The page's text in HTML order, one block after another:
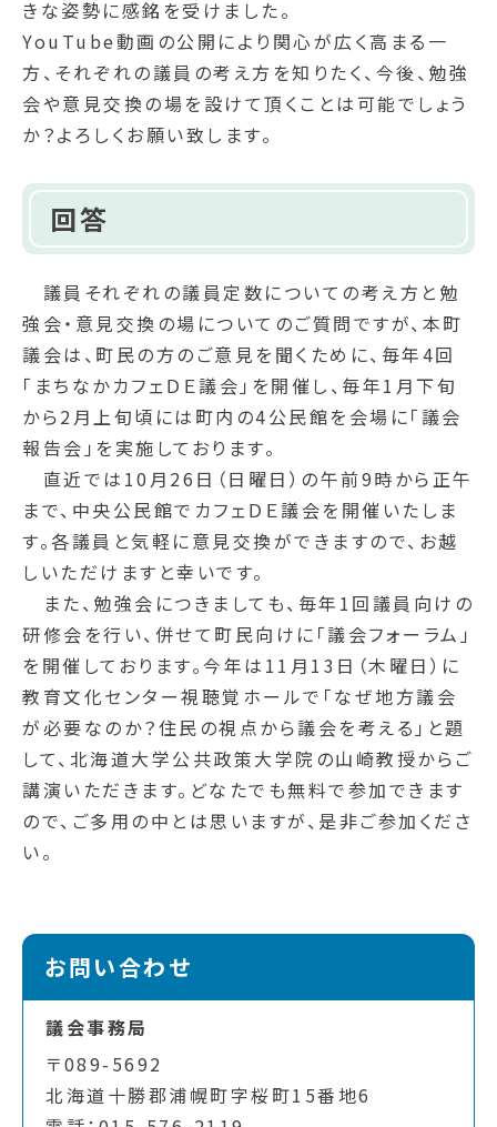
きな姿勢に感銘を受けました。
YouTube動画の公開により関心が広く高まる一
方、それぞれの議員の考え方を知りたく、今後、勉強
会や意見交換の場を設けて頂くことは可能でしょう
か？よろしくお願い致します。
回答
議員それぞれの議員定数についての考え方と勉
強会・意見交換の場についてのご質問ですが、本町
議会は、町民の方のご意見を聞くために、毎年4回
「まちなかカフェＤＥ議会」を開催し、毎年1月下旬
から2月上旬頃には町内の4公民館を会場に「議会
報告会」を実施しております。
直近では10月26日（日曜日）の午前9時から正午
まで、中央公民館でカフェＤＥ議会を開催いたしま
す。各議員と気軽に意見交換ができますので、お越
しいただけますと幸いです。
また、勉強会につきましても、毎年1回議員向けの
研修会を行い、併せて町民向けに「議会フォーラム」
を開催しております。今年は11月13日（木曜日）に
教育文化センター視聴覚ホールで「なぜ地方議会
が必要なのか？住民の視点から議会を考える」と題
して、北海道大学公共政策大学院の山崎教授からご
講演いただきます。どなたでも無料で参加できます
ので、ご多用の中とは思いますが、是非ご参加くださ
い。
お問い合わせ
議会事務局
〒089-5692
北海道十勝郡浦幌町字桜町15番地6